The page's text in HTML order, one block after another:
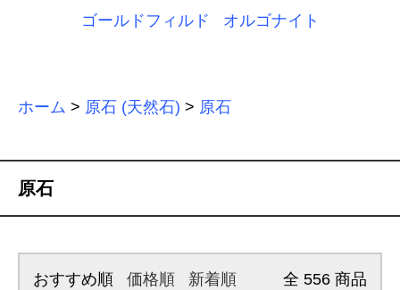
ゴールドフィルド
オルゴナイト
ホーム > 原石 (天然石) > 原石
原石
おすすめ順 価格順 新着順 全 556 商品